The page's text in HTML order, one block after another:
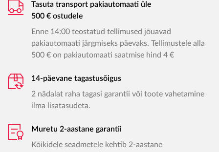
Tasuta transport pakiautomaati üle
500 € ostudele
Enne 14:00 teostatud tellimused jõuavad
pakiautomaati järgmiseks päevaks. Tellimustele alla
500 € on pakiautomaati saatmise hind 4 €
14-päevane tagastusõigus
2 nädalat raha tagasi garantii või toote vahetamine
ilma lisatasudeta.
Muretu 2-aastane garantii
Kõikidele seadmetele kehtib 2-aastane